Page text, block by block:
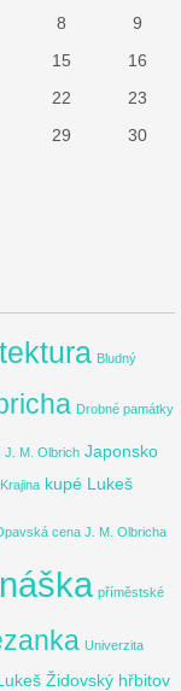
8
9
15
16
22
23
29
30
Bludný
Drobné památky
J. M. Olbrich Japonsko
Krajina kupé Lukeš
cena J. M. Olbricha
příměstské
Univerzita
Židovský hřbitov